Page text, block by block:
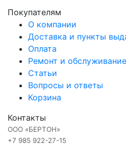
Покупателям
О компании
Доставка и пункты
Оплата
Ремонт и обслуживание
Статьи
Вопросы и ответы
Корзина
Контакты
ООО «БЕРТОН»
+7 985 922-27-15